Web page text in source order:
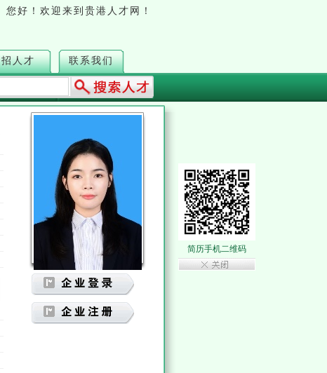
您好！欢迎来到贵港人才网！
招人才 联系我们
简历手机二维码